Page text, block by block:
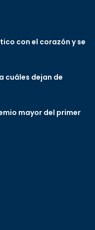
con el corazón y se
cuáles dejan de
mayor del primer